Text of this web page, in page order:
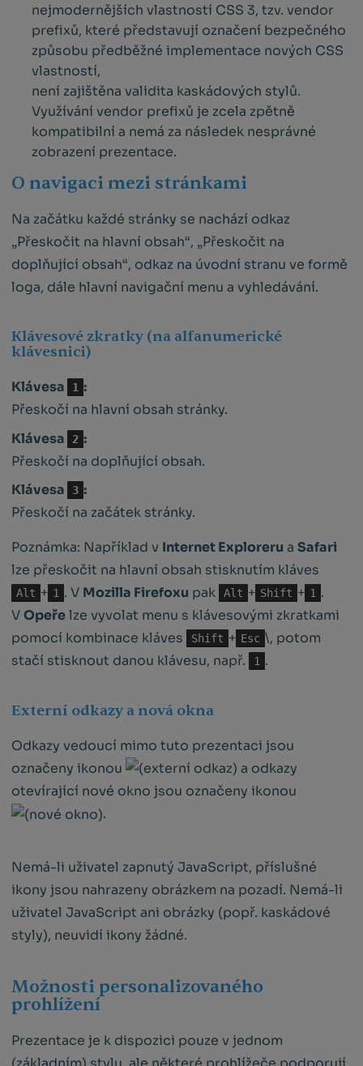
nejmodernějších vlastností CSS 3, tzv. vendor
prefixů, které představují označení bezpečného
způsobu předběžné implementace nových CSS
vlastností,
není zajištěna validita kaskádových stylů.
Využívání vendor prefixů je zcela zpětně
kompatibilní a nemá za následek nesprávné
zobrazení prezentace.
O navigaci mezi stránkami
Na začátku každé stránky se nachází odkaz
„Přeskočit na hlavní obsah“, „Přeskočit na
doplňující obsah“, odkaz na úvodní stranu ve formě
loga, dále hlavní navigační menu a vyhledávání.
Klávesové zkratky (na alfanumerické
klávesnici)
Klávesa 1 :
Přeskočí na hlavní obsah stránky.
Klávesa
2 :
Přeskočí na doplňující obsah.
Klávesa
3 :
Přeskočí na začátek stránky.
Poznámka: Například v Internet Exploreru aSafari
lze přeskočit na hlavní obsah stisknutím kláves
Alt + 1 . V Mozilla Firefoxu pak Alt + Shift + 1 .
VOpeřelze vyvolat menu s klávesovými zkratkami
pomocí kombinace kláves
Shift + Esc \, potom
stačí stisknout danou klávesu, např.
1 .
Externí odkazy a nová okna
Odkazy vedoucí mimo tuto prezentaci jsou
označeny ikonou
a odkazy
otevírající nové okno jsou označeny ikonou
.
Nemá-li uživatel zapnutý JavaScript, příslušné
ikony jsou nahrazeny obrázkem na pozadí. Nemá-li
uživatel JavaScript ani obrázky (popř. kaskádové
styly), neuvidí ikony žádné.
Možnosti personalizovaného
prohlížení
Prezentace je k dispozici pouze v jednom